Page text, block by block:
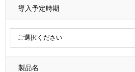
導入予定時期
製品名